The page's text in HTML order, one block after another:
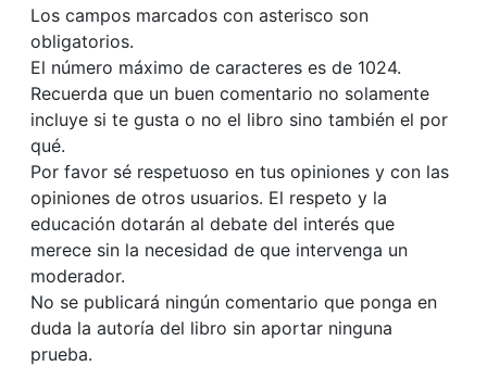
Los campos marcados con asterisco son
obligatorios.
El número máximo de caracteres es de 1024.
Recuerda que un buen comentario no solamente
incluye si te gusta o no el libro sino también el por
qué.
Por favor sé respetuoso en tus opiniones y con las
opiniones de otros usuarios. El respeto y la
educación dotarán al debate del interés que
merece sin la necesidad de que intervenga un
moderador.
No se publicará ningún comentario que ponga en
duda la autoría del libro sin aportar ninguna
prueba.